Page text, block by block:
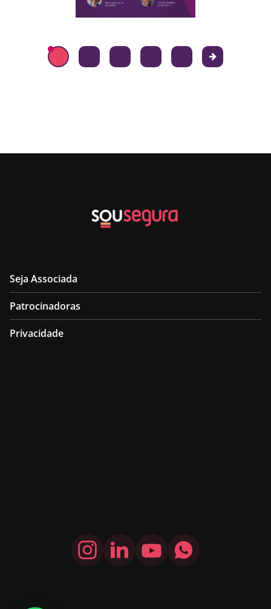
Seja Associada
Patrocinadoras
Privacidade